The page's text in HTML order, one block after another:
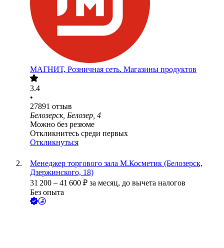
МАГНИТ, Розничная сеть. Магазины продуктов
3.4
•
27891 отзыв
Белозерск, Белозер, 4
Можно без резюме
Откликнитесь среди первых
Откликнуться
Менеджер торгового зала М.Косметик (Белозерск,
Дзержинского, 18)
31 200 – 41 600 ₽ за месяц, до вычета налогов
Без опыта